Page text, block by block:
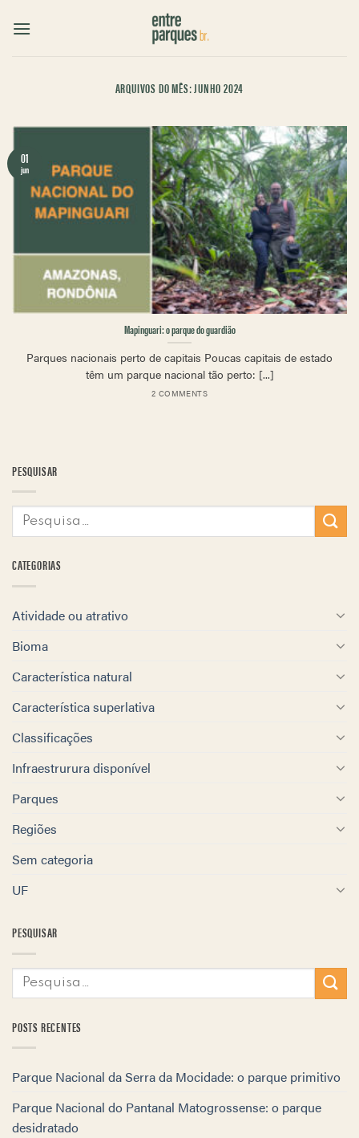
ARQUIVOS DO MÊS:JUNHO 2024
PESQUISAR
CATEGORIAS
Atividade ou atrativo
Bioma
Característica natural
Característica superlativa
Classificações
Infraestrurura disponível
Parques
Regiões
Sem categoria
UF
PESQUISAR
POSTS RECENTES
Parque Nacional da Serra da Mocidade: o parque primitivo
Parque Nacional do Pantanal Matogrossense: o parque
desidratado
Mapinguari: o parque do guardião
Parques nacionais perto de capitais Poucas capitais de estado
têm um parque nacional tão perto: [...]
2 COMMENTS
01
jun